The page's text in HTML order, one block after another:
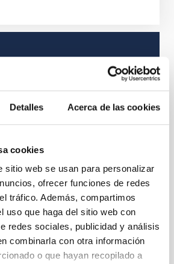
Detalles Acerca de las cookies
cookies
sitio web se usan para personalizar
ofrecer funciones de redes
tráfico. Además, compartimos
uso que haga del sitio web con
redes sociales, publicidad y análisis
combinarla con otra información
o que hayan recopilado a
BASES DE CONVOCATORIA